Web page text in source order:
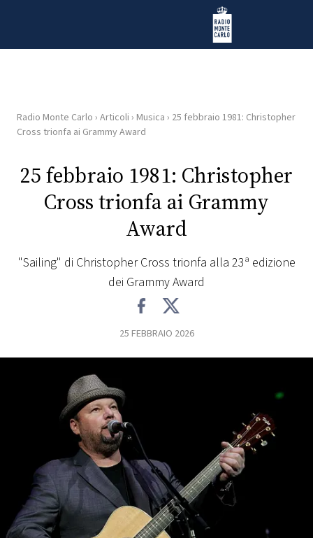
Radio Monte Carlo
HOME
RADIO
WEB
PLAYLIST
CONCORSI
VIDEO
TV
Radio Monte Carlo › Articoli › Musica › 25 febbraio 1981: Christopher
Cross trionfa ai Grammy Award
25 febbraio 1981: Christopher
Cross trionfa ai Grammy
Award
"Sailing" di Christopher Cross trionfa alla 23ª edizione
dei Grammy Award
25 FEBBRAIO 2026